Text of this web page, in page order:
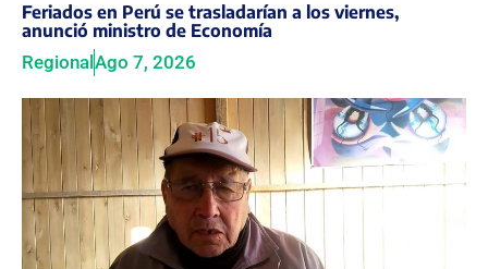
Feriados en Perú se trasladarían a los viernes,
anunció ministro de Economía
Regional Ago 7, 2026